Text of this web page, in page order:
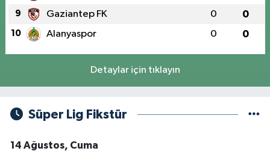
9 Gaziantep FK 0 0
10 Alanyaspor 0 0
Detaylar için tıklayın
Süper Lig Fikstür
14 Ağustos, Cuma